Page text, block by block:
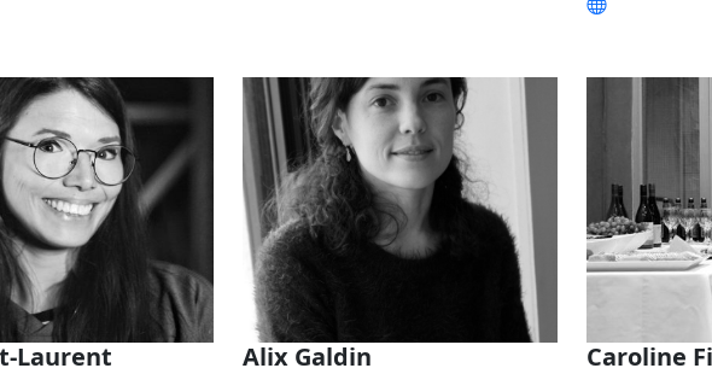
Laurent Alix Galdin Caroline